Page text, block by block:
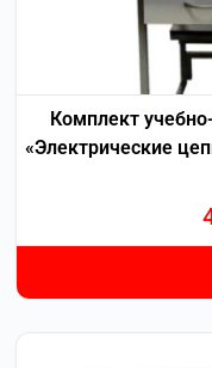
Комплект
«Электрические